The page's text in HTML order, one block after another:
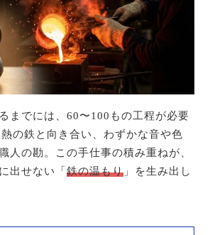
までには、60〜100もの工程が必要
の鉄と向き合い、わずかな音や色
人の勘。この手仕事の積み重ねが、
出せない「鉄の温もり 」を生み出し